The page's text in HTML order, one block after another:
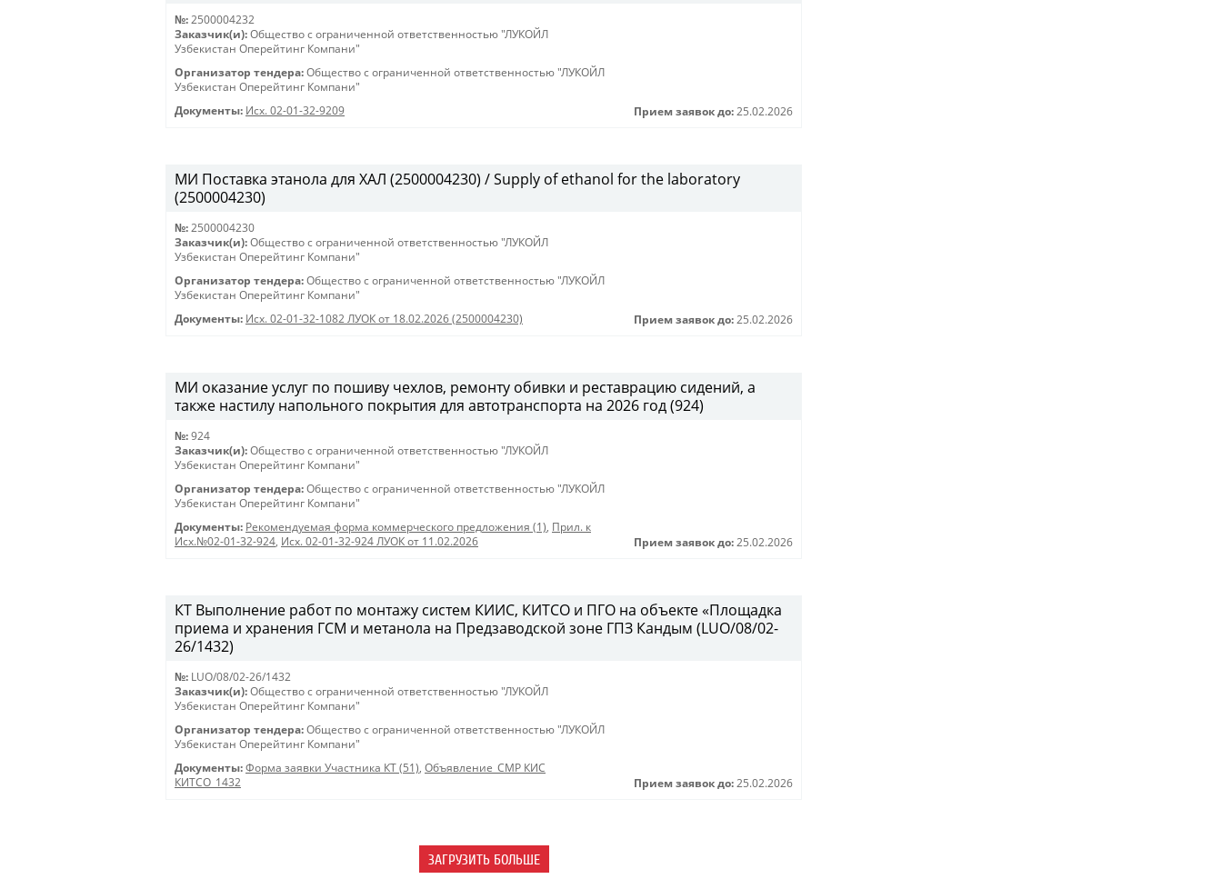
№: 2500004232
Заказчик(и): Общество с ограниченной ответственностью "ЛУКОЙЛ
Узбекистан Оперейтинг Компани"
Организатор тендера: Общество с ограниченной ответственностью "ЛУКОЙЛ
Узбекистан Оперейтинг Компани"
Документы: Исх. 02-01-32-9209 Прием заявок до: 25.02.2026
МИ Поставка этанола для ХАЛ (2500004230) / Supply of ethanol for the laboratory
(2500004230)
№: 2500004230
Заказчик(и): Общество с ограниченной ответственностью "ЛУКОЙЛ
Узбекистан Оперейтинг Компани"
Организатор тендера: Общество с ограниченной ответственностью "ЛУКОЙЛ
Узбекистан Оперейтинг Компани"
Документы: Исх. 02-01-32-1082 ЛУОК от 18.02.2026 (2500004230) Прием заявок до: 25.02.2026
МИ оказание услуг по пошиву чехлов, ремонту обивки и реставрацию сидений, а
также настилу напольного покрытия для автотранспорта на 2026 год (924)
№: 924
Заказчик(и): Общество с ограниченной ответственностью "ЛУКОЙЛ
Узбекистан Оперейтинг Компани"
Организатор тендера: Общество с ограниченной ответственностью "ЛУКОЙЛ
Узбекистан Оперейтинг Компани"
Документы: Рекомендуемая форма коммерческого предложения (1), Прил. к
Исх.№02-01-32-924, Исх. 02-01-32-924 ЛУОК от 11.02.2026 Прием заявок до: 25.02.2026
КТ Выполнение работ по монтажу систем КИИС, КИТСО и ПГО на объекте «Площадка
приема и хранения ГСМ и метанола на Предзаводской зоне ГПЗ Кандым (LUO/08/02-
26/1432)
№: LUO/08/02-26/1432
Заказчик(и): Общество с ограниченной ответственностью "ЛУКОЙЛ
Узбекистан Оперейтинг Компани"
Организатор тендера: Общество с ограниченной ответственностью "ЛУКОЙЛ
Узбекистан Оперейтинг Компани"
Документы: Форма заявки Участника КТ (51), Объявление_СМР КИС
КИТСО_1432
Прием заявок до: 25.02.2026
ЗАГРУЗИТЬ БОЛЬШЕ